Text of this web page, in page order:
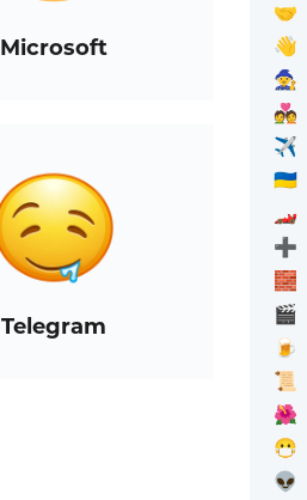
Microsoft
Telegram
🤝
👋
🧙
💑
✈️
🇺🇦
🏎️
➕
🧱
🎬
🍺
📜
🌺
😷
👽